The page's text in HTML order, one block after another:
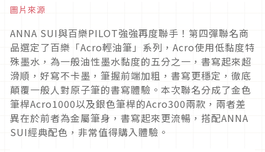
圖片來源
ANNA SUI與百樂PILOT強強再度聯手！第四彈聯名商
品選定了百樂「Acro輕油筆」系列，Acro使用低黏度特
殊墨水，為一般油性墨水黏度的五分之一，書寫起來超
滑順，好寫不卡墨，筆握前端加粗，書寫更穩定，徹底
顛覆一般人對原子筆的書寫體驗。本次聯名分成了金色
筆桿Acro1000以及銀色筆桿的Acro300兩款，兩者差
異在於前者為金屬筆身，書寫起來更流暢，搭配ANNA
SUI經典配色，非常值得購入體驗。